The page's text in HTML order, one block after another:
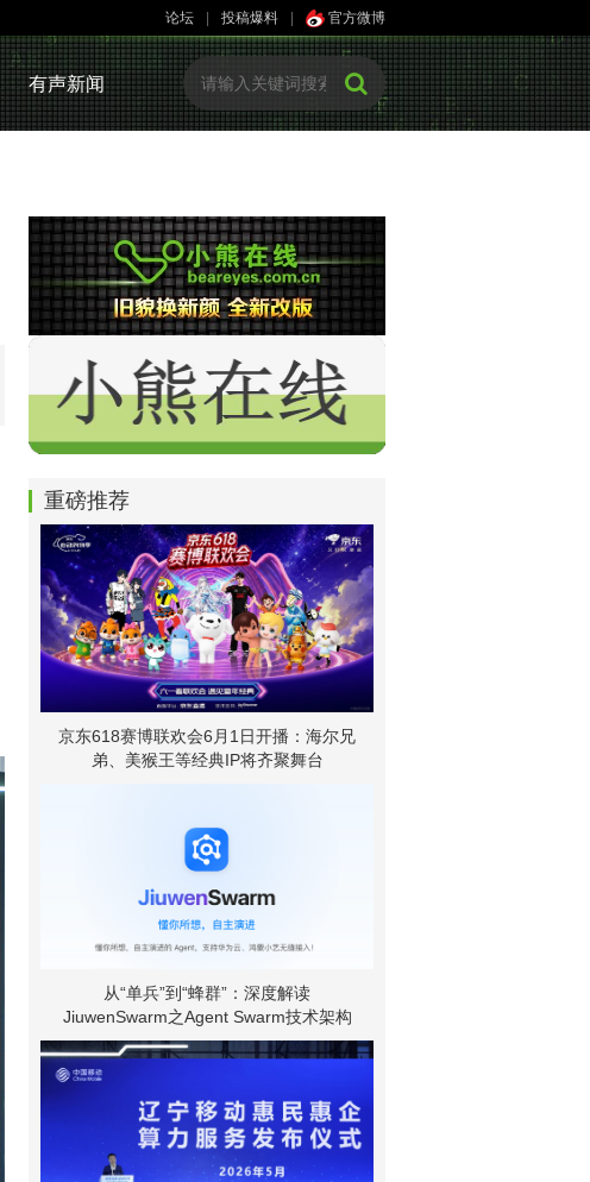
论坛 投稿爆料 官方微博
有声新闻
重磅推荐
京东618赛博联欢会6月1日开播：海尔兄
弟、美猴王等经典IP将齐聚舞台
从“单兵”到“蜂群”：深度解读
JiuwenSwarm之Agent Swarm技术架构